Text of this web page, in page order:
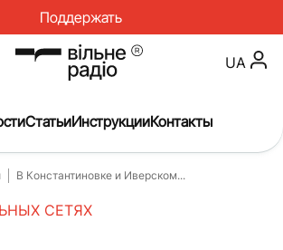
Поддержать
Новости
UA
СтатьиИнструкцииКонтакты
В Константиновке и Иверском...
СЕТЯХ